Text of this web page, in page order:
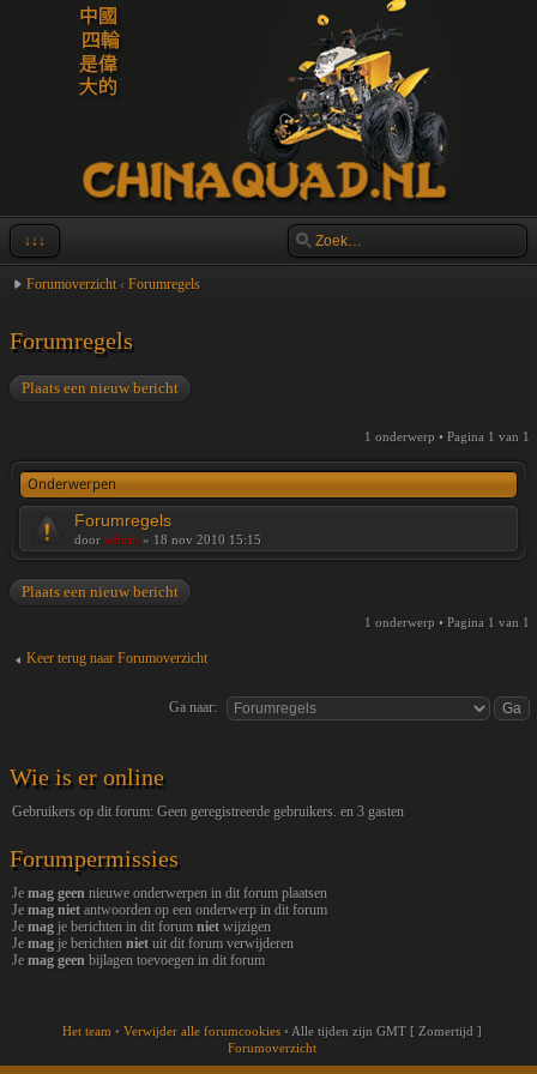
↓↓↓
Forumoverzicht ‹ Forumregels
Forumregels
Plaats een nieuw bericht
1 onderwerp • Pagina 1 van 1
Onderwerpen
Forumregels
door admin » 18 nov 2010 15:15
Plaats een nieuw bericht
1 onderwerp • Pagina 1 van 1
Keer terug naar Forumoverzicht
Ga naar:
Wie is er online
Gebruikers op dit forum: Geen geregistreerde gebruikers. en 3 gasten
Forumpermissies
Je mag geen nieuwe onderwerpen in dit forum plaatsen
Je mag niet antwoorden op een onderwerp in dit forum
Je mag je berichten in dit forum niet wijzigen
Je mag je berichten niet uit dit forum verwijderen
Je mag geen bijlagen toevoegen in dit forum
Het team • Verwijder alle forumcookies • Alle tijden zijn GMT [ Zomertijd ]
Forumoverzicht